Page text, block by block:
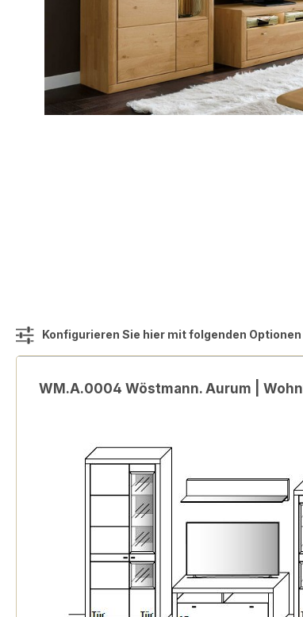
Konfigurieren Sie hier mit folgenden Optionen
WM.A.0004 Wöstmann. Aurum |